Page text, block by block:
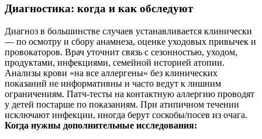
Диагностика: когда и как обследуют
Диагноз в большинстве случаев устанавливается клинически
— по осмотру и сбору анамнеза, оценке уходовых привычек и
провокаторов. Врач уточнит связь с сезонностью, уходом,
продуктами, инфекциями, семейной историей атопии.
Анализы крови «на все аллергены» без клинических
показаний не информативны и часто ведут к лишним
ограничениям. Патч‑тесты на контактную аллергию проводят
у детей постарше по показаниям. При атипичном течении
исключают инфекции, иногда берут соскобы/посев из очага.
Когда нужны дополнительные исследования: